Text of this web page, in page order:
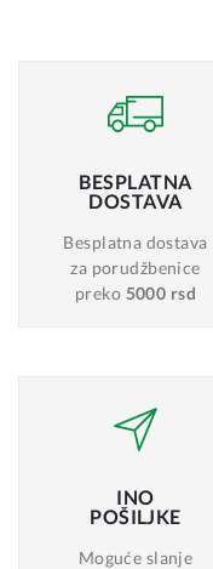
BESPLATNA
DOSTAVA
Besplatna dostava
za porudžbenice
preko 5000 rsd
INO
POŠILJKE
Moguće slanje